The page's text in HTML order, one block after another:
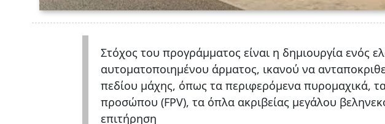
Στόχος του προγράμματος είναι η δημιουργία ενός
αυτοματοποιημένου άρματος, ικανού να
πεδίου μάχης, όπως τα περιφερόμενα πυρομαχικά,
προσώπου (FPV), τα όπλα ακριβείας μεγάλου
επιτήρηση